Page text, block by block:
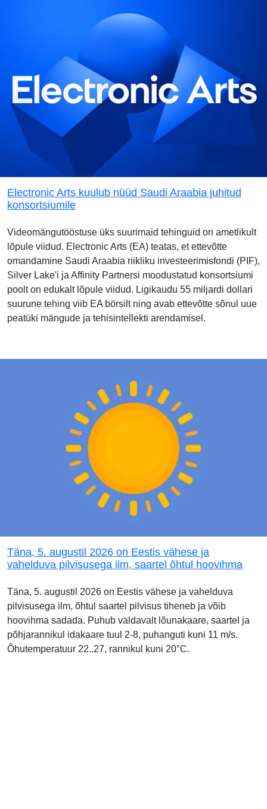
Electronic Arts kuulub nüüd Saudi Araabia juhitud
konsortsiumile
Videomängutööstuse üks suurimaid tehinguid on ametlikult
lõpule viidud. Electronic Arts (EA) teatas, et ettevõtte
omandamine Saudi Araabia riikliku investeerimisfondi (PIF),
Silver Lake'i ja Affinity Partnersi moodustatud konsortsiumi
poolt on edukalt lõpule viidud. Ligikaudu 55 miljardi dollari
suurune tehing viib EA börsilt ning avab ettevõtte sõnul uue
peatüki mängude ja tehisintellekti arendamisel.
Täna, 5. augustil 2026 on Eestis vähese ja
vahelduva pilvisusega ilm, saartel õhtul hoovihma
Täna, 5. augustil 2026 on Eestis vähese ja vahelduva
pilvisusega ilm, õhtul saartel pilvisus tiheneb ja võib
hoovihma sadada. Puhub valdavalt lõunakaare, saartel ja
põhjarannikul idakaare tuul 2-8, puhanguti kuni 11 m/s.
Õhutemperatuur 22..27, rannikul kuni 20°C.